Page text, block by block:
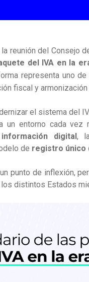
reunión del Consejo
del IVA en la
representa uno
fiscal y
el sistema del
un entorno cada
digital ,
de registro único
punto de inflexión,
distintos Estados